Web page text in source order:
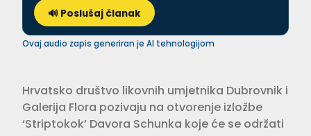
🔊 Poslušaj članak
Ovaj audio zapis generiran je AI tehnologijom
Hrvatsko društvo likovnih umjetnika Dubrovnik i
Galerija Flora pozivaju na otvorenje izložbe
‘Striptokok’ Davora Schunka koje će se održati